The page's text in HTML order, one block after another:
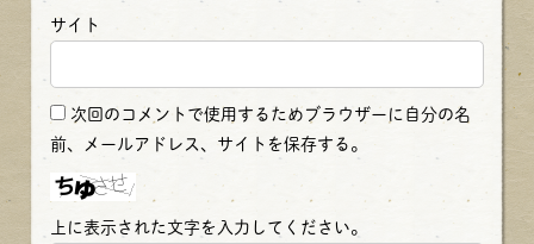
サイト
次回のコメントで使用するためブラウザーに自分の名
前、メールアドレス、サイトを保存する。
上に表示された文字を入力してください。